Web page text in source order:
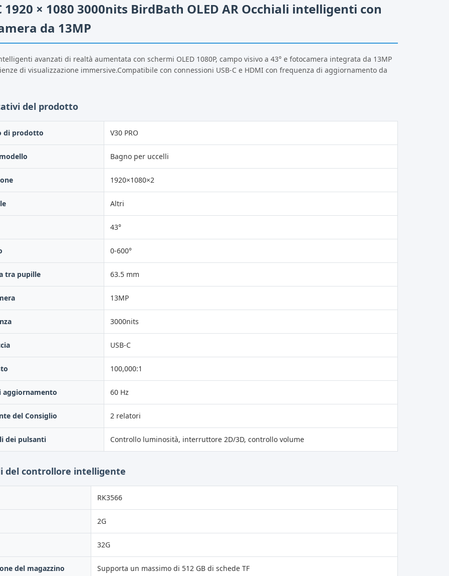
1920 × 1080 3000nits BirdBath OLED AR Occhiali intelligenti con
da 13MP
avanzati di realtà aumentata con schermi OLED 1080P, campo visivo a 43° e fotocamera integrata da 13MP
di visualizzazione immersive.Compatibile con connessioni USB-C e HDMI con frequenza di aggiornamento da
del prodotto
di prodotto V30 PRO
Bagno per uccelli
1920×1080×2
Altri
43°
0-600°
tra pupille 63.5 mm
13MP
3000nits
USB-C
100,000:1
aggiornamento 60 Hz
del Consiglio 2 relatori
dei pulsanti Controllo luminosità, interruttore 2D/3D, controllo volume
del controllore intelligente
RK3566
2G
32G
del magazzino Supporta un massimo di 512 GB di schede TF